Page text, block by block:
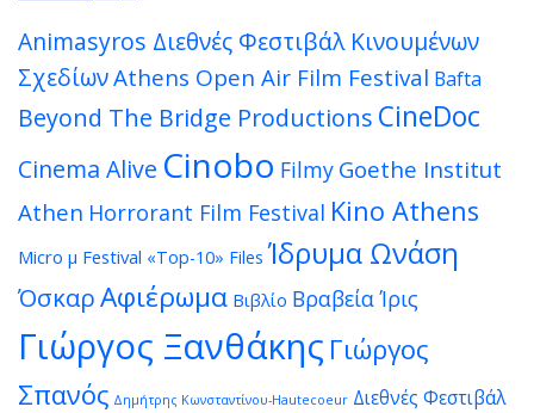
Animasyros Διεθνές Φεστιβάλ Κινουμένων
ΣχεδίωνAthens Open Air Film Festival Bafta
Beyond The Bridge Productions CineDoc
Cinema Alive Cinobo Filmy Goethe Institut
Athen Horrorant Film Festival Kino Athens
Micro μ Festival «Top-10» Files Ίδρυμα Ωνάση
ΌσκαρΑφιέρωμα Βιβλίο Βραβεία Ίρις
Γιώργος Ξανθάκης Γιώργος
Σπανός Δημήτρης Κωνσταντίνου-Hautecoeur Διεθνές Φεστιβάλ